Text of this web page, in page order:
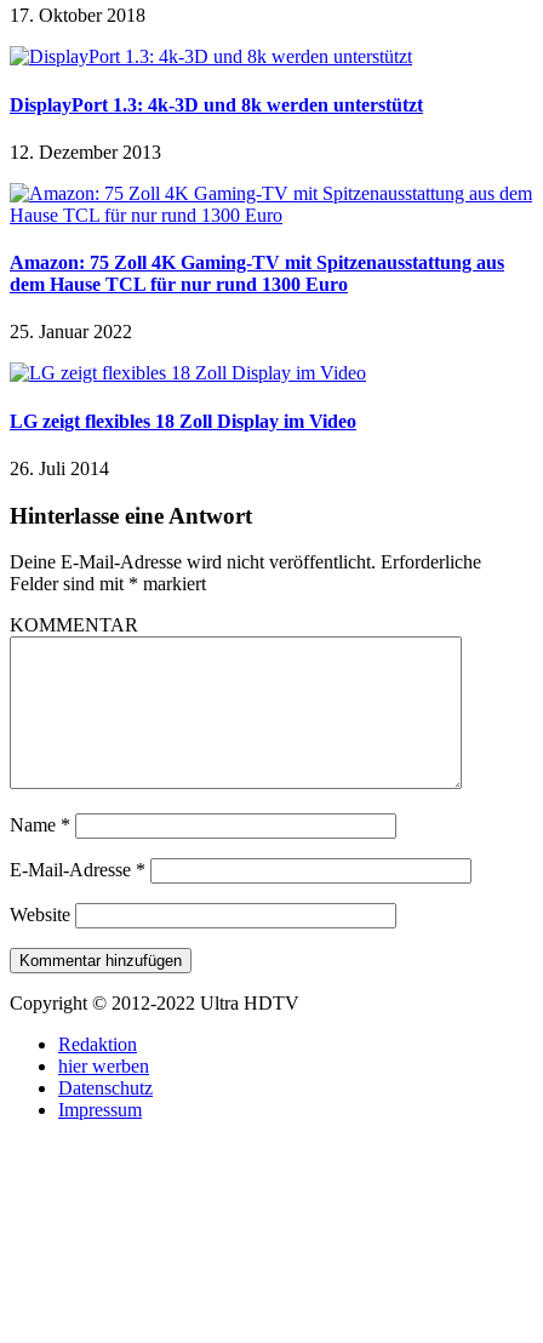
17. Oktober 2018
DisplayPort 1.3: 4k-3D und 8k werden unterstützt
12. Dezember 2013
Amazon: 75 Zoll 4K Gaming-TV mit Spitzenausstattung aus
dem Hause TCL für nur rund 1300 Euro
25. Januar 2022
LG zeigt flexibles 18 Zoll Display im Video
26. Juli 2014
Hinterlasse eine Antwort
Deine E-Mail-Adresse wird nicht veröffentlicht. Erforderliche
Felder sind mit * markiert
KOMMENTAR
Name *
E-Mail-Adresse *
Website
Copyright © 2012-2022 Ultra HDTV
Redaktion
hier werben
Datenschutz
Impressum